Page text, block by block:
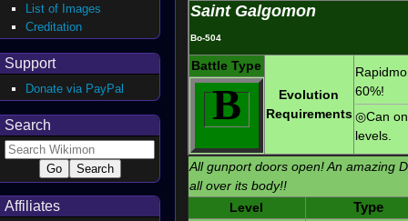
Saint Galgomon
Bo-504
Battle Type
Evolution
Requirements
60%!
◎Can
levels.
B
All gunport doors open! An amazing
all over its body!!
Level
Type
List of Images
Creditation
Support
Donate via PayPal
Search
Affiliates